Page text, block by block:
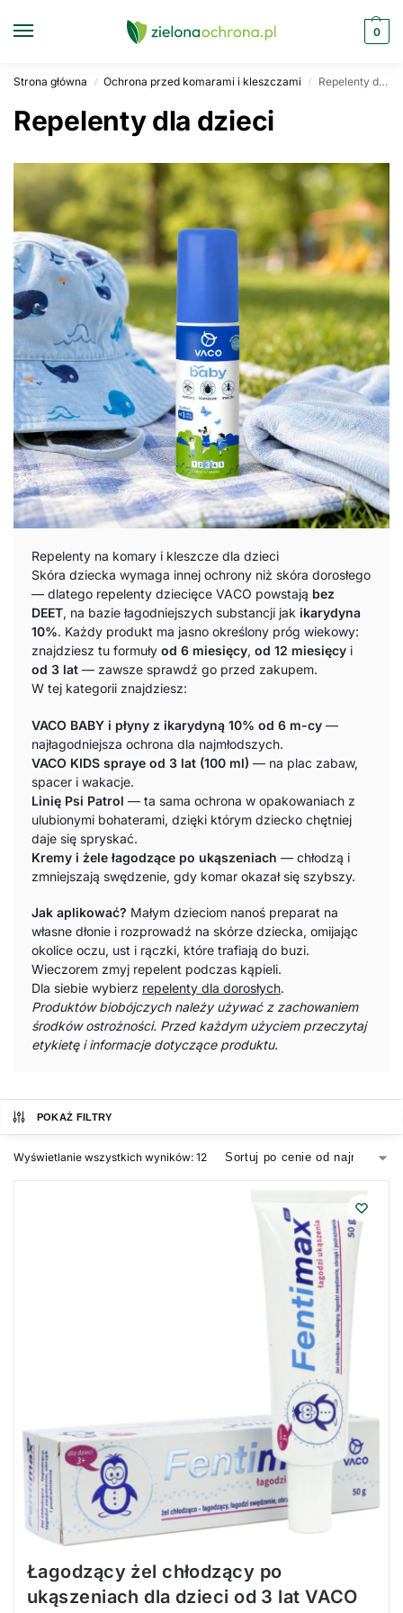
0
Strona główna / Ochrona przed komarami i kleszczami / Repelenty dla dzieci
Repelenty dla dzieci
Repelenty na komary i kleszcze dla dzieci
Skóra dziecka wymaga innej ochrony niż skóra dorosłego
— dlatego repelenty dziecięce VACO powstają bez
DEET, na bazie łagodniejszych substancji jak ikarydyna
10%. Każdy produkt ma jasno określony próg wiekowy:
znajdziesz tu formuły od 6 miesięcy, od 12 miesięcy i
od 3 lat — zawsze sprawdź go przed zakupem.
W tej kategorii znajdziesz:
VACO BABY i płyny z ikarydyną 10% od 6 m-cy —
najłagodniejsza ochrona dla najmłodszych.
VACO KIDS spraye od 3 lat (100 ml) — na plac zabaw,
spacer i wakacje.
Linię Psi Patrol — ta sama ochrona w opakowaniach z
ulubionymi bohaterami, dzięki którym dziecko chętniej
daje się spryskać.
Kremy i żele łagodzące po ukąszeniach — chłodzą i
zmniejszają swędzenie, gdy komar okazał się szybszy.
Jak aplikować? Małym dzieciom nanoś preparat na
własne dłonie i rozprowadź na skórze dziecka, omijając
okolice oczu, ust i rączki, które trafiają do buzi.
Wieczorem zmyj repelent podczas kąpieli.
Dla siebie wybierz repelenty dla dorosłych.
Produktów biobójczych należy używać z zachowaniem
środków ostrożności. Przed każdym użyciem przeczytaj
etykietę i informacje dotyczące produktu.
POKAŻ FILTRY
Wyświetlanie wszystkich wyników: 12
Łagodzący żel chłodzący po
ukąszeniach dla dzieci od 3 lat VACO